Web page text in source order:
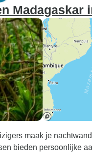
Madagaskar
maak je
bieden persoonlijke